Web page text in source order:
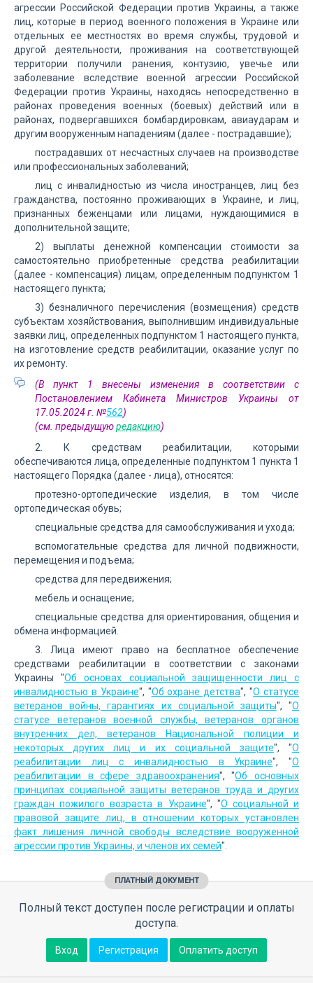
агрессии Российской Федерации против Украины, а также
лиц, которые в период военного положения в Украине или
отдельных ее местностях во время службы, трудовой и
другой деятельности, проживания на соответствующей
территории получили ранения, контузию, увечье или
заболевание вследствие военной агрессии Российской
Федерации против Украины, находясь непосредственно в
районах проведения военных (боевых) действий или в
районах, подвергавшихся бомбардировкам, авиаударам и
другим вооруженным нападениям (далее - пострадавшие);
пострадавших от несчастных случаев на производстве
или профессиональных заболеваний;
лиц с инвалидностью из числа иностранцев, лиц без
гражданства, постоянно проживающих в Украине, и лиц,
признанных беженцами или лицами, нуждающимися в
дополнительной защите;
2) выплаты денежной компенсации стоимости за
самостоятельно приобретенные средства реабилитации
(далее - компенсация) лицам, определенным подпунктом 1
настоящего пункта;
3) безналичного перечисления (возмещения) средств
субъектам хозяйствования, выполнившим индивидуальные
заявки лиц, определенных подпунктом 1 настоящего пункта,
на изготовление средств реабилитации, оказание услуг по
их ремонту.
(В пункт 1 внесены изменения в соответствии с
Постановлением Кабинета Министров Украины от
17.05.2024 г. №562)
(см. предыдущуюредакцию)
2. К средствам реабилитации, которыми
обеспечиваются лица, определенные подпунктом 1 пункта 1
настоящего Порядка (далее - лица), относятся:
протезно-ортопедические изделия, в том числе
ортопедическая обувь;
специальные средства для самообслуживания и ухода;
вспомогательные средства для личной подвижности,
перемещения и подъема;
средства для передвижения;
мебель и оснащение;
специальные средства для ориентирования, общения и
обмена информацией.
3. Лица имеют право на бесплатное обеспечение
средствами реабилитации в соответствии с законами
Украины "Об основах социальной защищенности лиц с
инвалидностью в Украине", "Об охране детства", "О статусе
ветеранов войны, гарантиях их социальной защиты", "О
статусе ветеранов военной службы, ветеранов органов
внутренних дел, ветеранов Национальной полиции и
некоторых других лиц и их социальной защите", "О
реабилитации лиц с инвалидностью в Украине", "О
реабилитации в сфере здравоохранения", "Об основных
принципах социальной защиты ветеранов труда и других
граждан пожилого возраста в Украине", "О социальной и
правовой защите лиц, в отношении которых установлен
факт лишения личной свободы вследствие вооруженной
агрессии против Украины, и членов их семей".
ПЛАТНЫЙ ДОКУМЕНТ
Полный текст доступен после регистрации и оплаты
доступа.
Вход Регистрация Оплатить доступ